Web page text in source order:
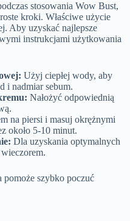
stosowania Wow Bust,
kroki. Właściwe użycie
Aby uzyskać najlepsze
instrukcjami użytkowania
Użyj ciepłej wody, aby
i nadmiar sebum.
Nałożyć odpowiednią
​​na piersi i masuj okrężnymi
około 5-10 minut.
Dla uzyskania optymalnych
pomoże szybko poczuć